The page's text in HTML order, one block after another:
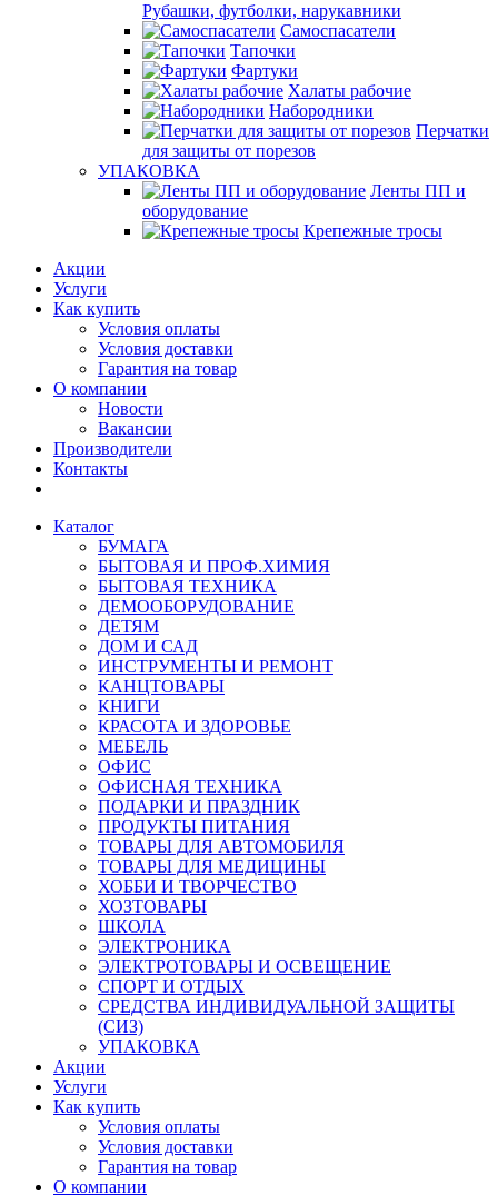
Рубашки, футболки, нарукавники
Самоспасатели
Тапочки
Фартуки
Халаты рабочие
Набородники
Перчатки
для защиты от порезов
УПАКОВКА
Ленты ПП и
оборудование
Крепежные тросы
Акции
Услуги
Как купить
Условия оплаты
Условия доставки
Гарантия на товар
О компании
Новости
Вакансии
Производители
Контакты
Каталог
БУМАГА
БЫТОВАЯ И ПРОФ.ХИМИЯ
БЫТОВАЯ ТЕХНИКА
ДЕМООБОРУДОВАНИЕ
ДЕТЯМ
ДОМ И САД
ИНСТРУМЕНТЫ И РЕМОНТ
КАНЦТОВАРЫ
КНИГИ
КРАСОТА И ЗДОРОВЬЕ
МЕБЕЛЬ
ОФИС
ОФИСНАЯ ТЕХНИКА
ПОДАРКИ И ПРАЗДНИК
ПРОДУКТЫ ПИТАНИЯ
ТОВАРЫ ДЛЯ АВТОМОБИЛЯ
ТОВАРЫ ДЛЯ МЕДИЦИНЫ
ХОББИ И ТВОРЧЕСТВО
ХОЗТОВАРЫ
ШКОЛА
ЭЛЕКТРОНИКА
ЭЛЕКТРОТОВАРЫ И ОСВЕЩЕНИЕ
СПОРТ И ОТДЫХ
СРЕДСТВА ИНДИВИДУАЛЬНОЙ ЗАЩИТЫ
(СИЗ)
УПАКОВКА
Акции
Услуги
Как купить
Условия оплаты
Условия доставки
Гарантия на товар
О компании